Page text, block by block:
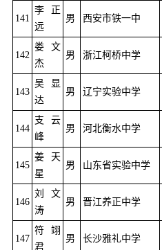
141
李正
远
男 西安市铁一中
142
娄文
杰
男 浙江柯桥中学
143
吴显
达
男 辽宁实验中学
144
支云
峰
男 河北衡水中学
145
姜天
星
男 山东省实验中学
146
刘文
涛
男 晋江养正中学
147
符翊
君
男 长沙雅礼中学